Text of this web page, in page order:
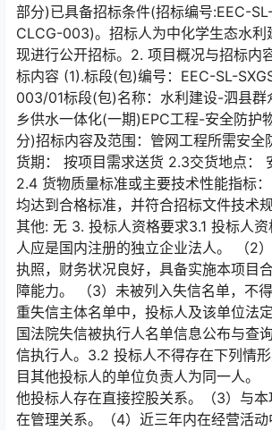
部分)已具备招标条件(招标编号:EEC-
CLCG-003)。招标人为中化学生态水利
现进行公开招标。2. 项目概况与招标内
标内容 (1).标段(包)编号：EEC-SL-
003/01标段(包)名称：水利建设-泗县群
乡供水一体化(一期)EPC工程-安全防护
分)招标内容及范围：管网工程所需安全
货期： 按项目需求送货 2.3交货地点：
2.4 货物质量标准或主要技术性能指标
均达到合格标准，并符合招标文件技术
其他: 无 3. 投标人资格要求3.1 投标人
人应是国内注册的独立企业法人。 （2
执照，财务状况良好，具备实施本项目
障能力。 （3）未被列入失信名单，不
重失信主体名单中，投标人及该单位法
国法院失信被执行人名单信息公布与查
信执行人。3.2 投标人不得存在下列情
目其他投标人的单位负责人为同一人。
他投标人存在直接控股关系。（3）与
在管理关系。（4）近三年内在经营活